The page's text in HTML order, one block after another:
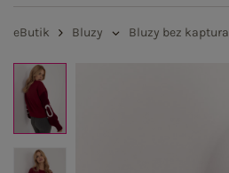
eButik Bluzy Bluzy bez kaptura